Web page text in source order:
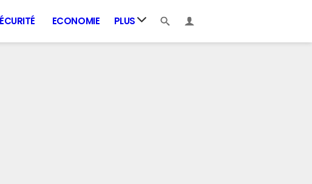
ECONOMIE PLUS